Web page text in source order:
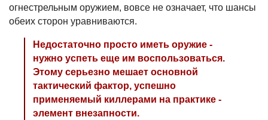
огнестрельным оружием, вовсе не означает, что шансы
обеих сторон уравниваются.
Недостаточно просто иметь оружие -
нужно успеть еще им воспользоваться.
Этому серьезно мешает основной
тактический фактор, успешно
применяемый киллерами на практике -
элемент внезапности.